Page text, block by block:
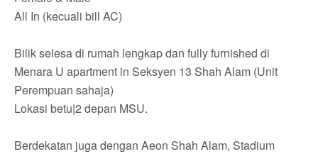
All In (kecuali bill AC)
Bilik selesa di rumah lengkap dan fully furnished di
Menara U apartment in Seksyen 13 Shah Alam (Unit
Perempuan sahaja)
Lokasi betu|2 depan MSU.
Berdekatan juga dengan Aeon Shah Alam, Stadium